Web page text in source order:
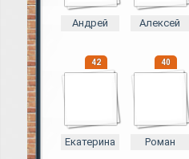
Андрей Алексей
42
Екатерина
40
Роман